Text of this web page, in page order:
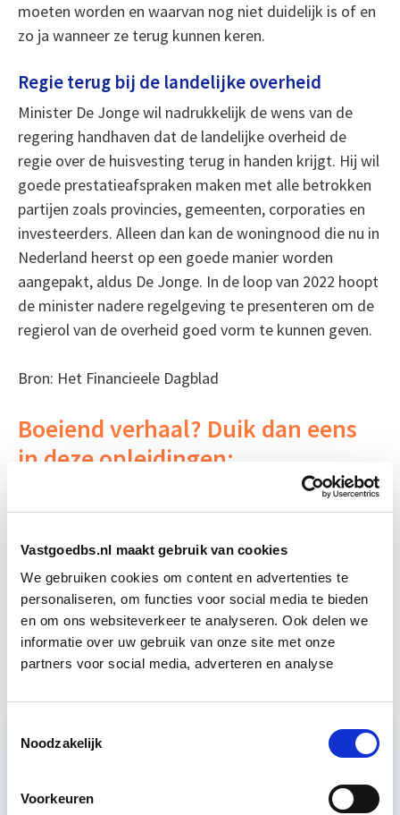
Vastgoedbs.nl maakt gebruik van cookies
We gebruiken cookies om content en advertenties te
personaliseren, om functies voor social media te bieden
en om ons websiteverkeer te analyseren. Ook delen we
informatie over uw gebruik van onze site met onze
partners voor social media, adverteren en analyse
Noodzakelijk
Voorkeuren
moeten worden en waarvan nog niet duidelijk is of en
zo ja wanneer ze terug kunnen keren.
Regie terug bij de landelijke overheid
Minister De Jonge wil nadrukkelijk de wens van de
regering handhaven dat de landelijke overheid de
regie over de huisvesting terug in handen krijgt. Hij wil
goede prestatieafspraken maken met alle betrokken
partijen zoals provincies, gemeenten, corporaties en
investeerders. Alleen dan kan de woningnood die nu in
Nederland heerst op een goede manier worden
aangepakt, aldus De Jonge. In de loop van 2022 hoopt
de minister nadere regelgeving te presenteren om de
regierol van de overheid goed vorm te kunnen geven.
Bron: Het Financieele Dagblad
Boeiend verhaal? Duik dan eens
in deze opleidingen:
Business Case voor Vastgoed- &
Start do
Circulair Bouwen Start do 24 sep
Huurrecht Woonruimte Start wo 12 mei
Vastgoedrecht & Bouwrecht